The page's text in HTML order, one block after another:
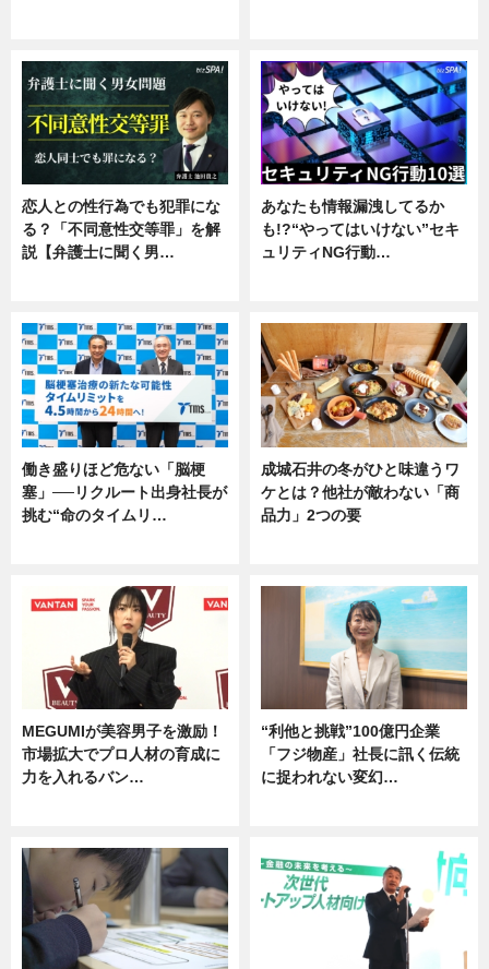
恋人との性行為でも犯罪にな
る？「不同意性交等罪」を解
説【弁護士に聞く男…
あなたも情報漏洩してるか
も!?“やってはいけない”セキ
ュリティNG行動…
働き盛りほど危ない「脳梗
塞」──リクルート出身社長が
挑む“命のタイムリ…
成城石井の冬がひと味違うワ
ケとは？他社が敵わない「商
品力」2つの要
MEGUMIが美容男子を激励！
市場拡大でプロ人材の育成に
力を入れるバン…
“利他と挑戦”100億円企業
「フジ物産」社長に訊く伝統
に捉われない変幻…